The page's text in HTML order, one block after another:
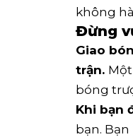
không
Đừng
Giao
trận.
bóng
Khi bạn
bạn.